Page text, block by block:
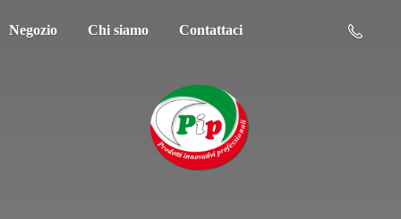
Negozio Chi siamo Contattaci